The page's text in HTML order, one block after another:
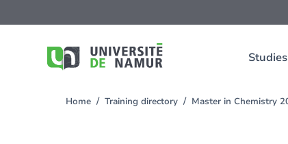
Studies
to
You
Home Training directory Master in Chemistry